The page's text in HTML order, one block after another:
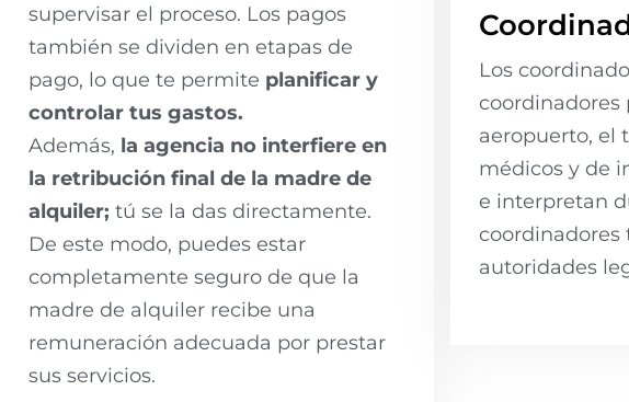
supervisar el proceso. Los pagos
también se dividen en etapas de
pago, lo que te permite planificar y
controlar tus gastos.
Además, la agencia no interfiere en
la retribución final de la madre de
alquiler; tú se la das directamente.
De este modo, puedes estar
completamente seguro de que la
madre de alquiler recibe una
remuneración adecuada por prestar
sus servicios.
Los
coordinadores
aeropuerto, el
médicos y de
e interpretan
autoridades